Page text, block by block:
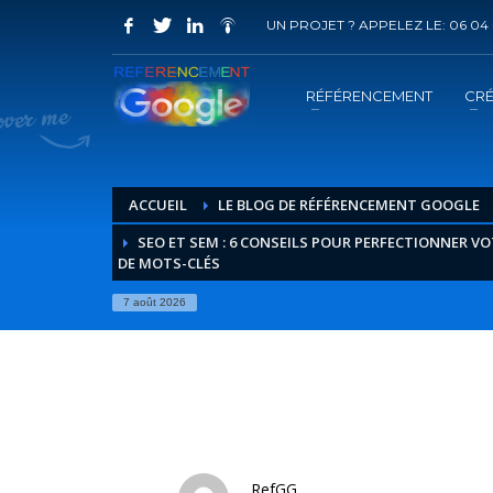
COMMENT ACHETER UN PRESTATION
1 Choisir la prestation
Vous recevrez sous 5 jours ouvrés un mail de
UN PROJET ? APPELEZ LE: 06 04
RÉFÉRENCEMENT
ACCUEIL LE BLOG DE RÉFÉRENCEMENT GOOGLE
SEO ET SEM : 6 CONSEILS POUR PERFECTIONNER
DE MOTS-CLÉS
7 août 2026